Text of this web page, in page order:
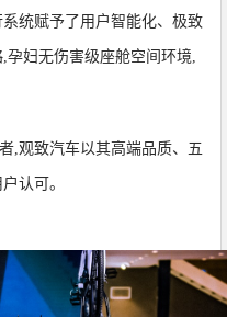
统赋予了用户智能化、极致
妇无伤害级座舱空间环境,
,观致汽车以其高端品质、五
认可。